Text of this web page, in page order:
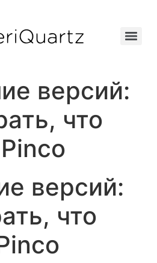
версий:
что
версий:
что